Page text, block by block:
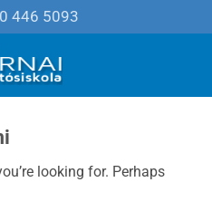
446 5093
looking for. Perhaps